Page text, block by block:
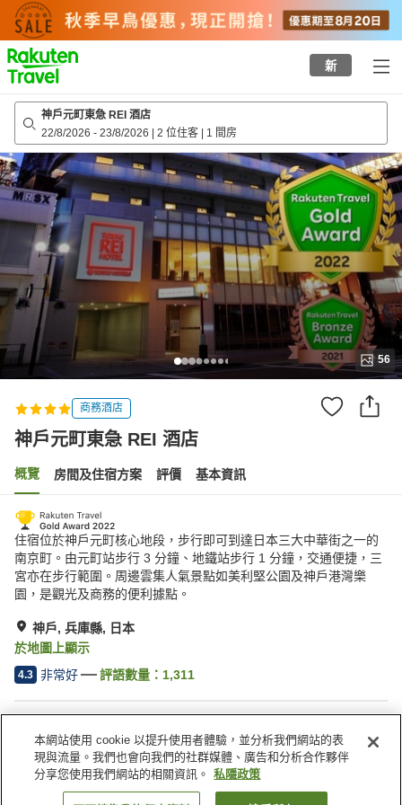
to
top
page
新
神戶元町東急 REI 酒店
22/8/2026 - 23/8/2026 | 2 位住客 | 1 間房
56
商務酒店
神戶元町東急 REI 酒店
概覽 房間及住宿方案 評價 基本資訊
住宿位於神戶元町核心地段，步行即可到達日本三大中華街之一的
南京町。由元町站步行 3 分鐘、地鐵站步行 1 分鐘，交通便捷，三
宮亦在步行範圍。周邊雲集人氣景點如美利堅公園及神戶港灣樂
園，是觀光及商務的便利據點。
神戶, 兵庫縣, 日本
於地圖上顯示
4.3 非常好 評語數量： 1,311
送遞服務
乾洗服務
喚醒服務
休息室
本網站使用 cookie 以提升使用者體驗，並分析我們網站的表
現與流量。我們也會向我們的社群媒體、廣告和分析合作夥伴
分享您使用我們網站的相關資訊。
私隱政策